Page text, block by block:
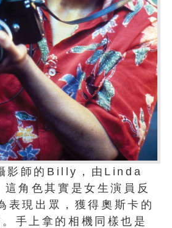
影師的Billy，由Linda
角色其實是女生演員反
表現出眾，獲得奧斯卡的
手上拿的相機同樣也是